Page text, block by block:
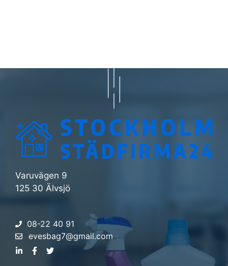
Varuvägen 9
125 30 Älvsjö
08-22 40 91
evesbag7@gmail.com